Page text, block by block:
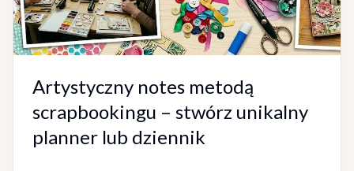
Artystyczny notes metodą
scrapbookingu – stwórz unikalny
planner lub dziennik